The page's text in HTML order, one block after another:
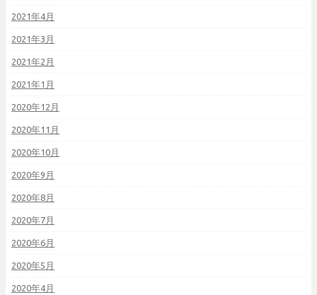
2021年4月
2021年3月
2021年2月
2021年1月
2020年12月
2020年11月
2020年10月
2020年9月
2020年8月
2020年7月
2020年6月
2020年5月
2020年4月